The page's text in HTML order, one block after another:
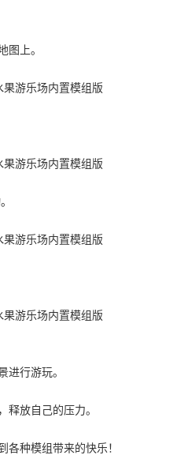
图上。
进行游玩。
释放自己的压力。
种模组带来的快乐！